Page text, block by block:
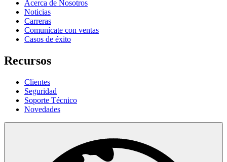
Acerca de Nosotros
Noticias
Carreras
Comunícate con ventas
Casos de éxito
Recursos
Clientes
Seguridad
Soporte Técnico
Novedades